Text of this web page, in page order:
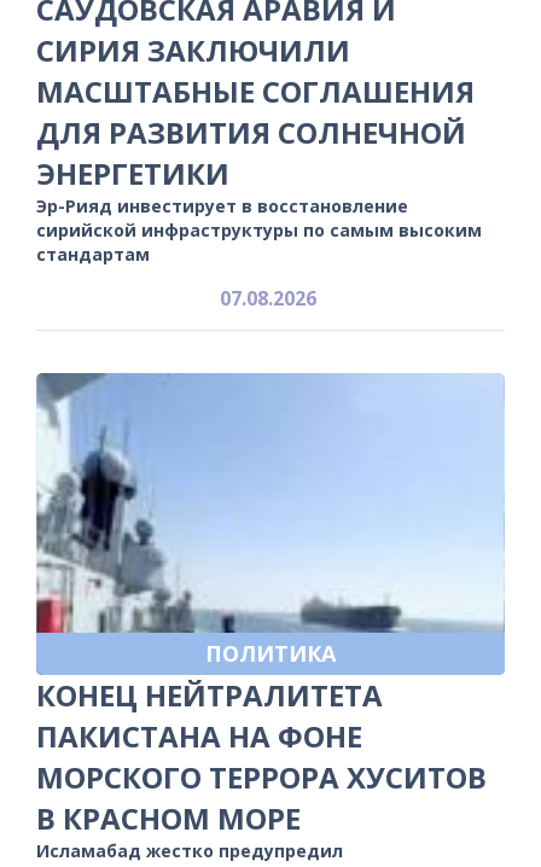
САУДОВСКАЯ АРАВИЯ И
СИРИЯ ЗАКЛЮЧИЛИ
МАСШТАБНЫЕ СОГЛАШЕНИЯ
ДЛЯ РАЗВИТИЯ СОЛНЕЧНОЙ
ЭНЕРГЕТИКИ
Эр-Рияд инвестирует в восстановление
сирийской инфраструктуры по самым высоким
стандартам
07.08.2026
ПОЛИТИКА
КОНЕЦ НЕЙТРАЛИТЕТА
ПАКИСТАНА НА ФОНЕ
МОРСКОГО ТЕРРОРА ХУСИТОВ
В КРАСНОМ МОРЕ
Исламабад жестко предупредил